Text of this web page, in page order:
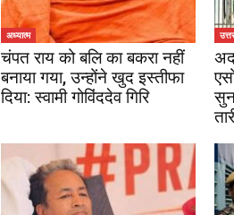
अध्यात्म
चंपत राय को बलि का बकरा नहीं
बनाया गया, उन्होंने खुद इस्तीफा
दिया: स्वामी गोविंददेव गिरि